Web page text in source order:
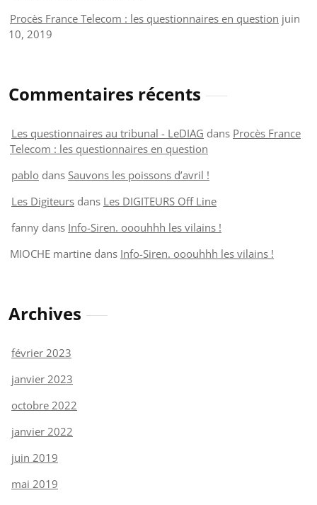
Procès France Telecom : les questionnaires en question juin
10, 2019
Commentaires récents
Les questionnaires au tribunal - LeDIAG dans Procès France
Telecom : les questionnaires en question
pablo dans Sauvons les poissons d’avril !
Les Digiteurs dans Les DIGITEURS Off Line
fanny dans Info-Siren. ooouhhh les vilains !
MIOCHE martine dans Info-Siren. ooouhhh les vilains !
Archives
février 2023
janvier 2023
octobre 2022
janvier 2022
juin 2019
mai 2019